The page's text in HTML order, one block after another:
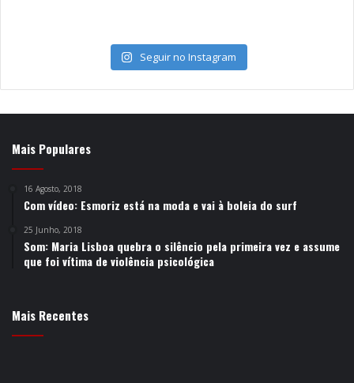
Seguir no Instagram
Mais Populares
16 Agosto, 2018
Com vídeo: Esmoriz está na moda e vai à boleia do surf
25 Junho, 2018
Som: Maria Lisboa quebra o silêncio pela primeira vez e assume
que foi vítima de violência psicológica
Mais Recentes